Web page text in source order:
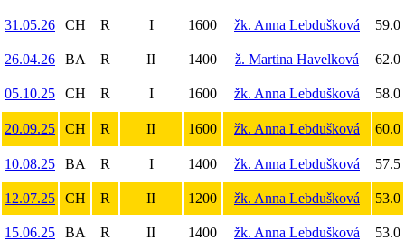
31.05.26 CH R I 1600 žk. Anna Lebdušková 59.0
26.04.26 BA R II 1400 ž. Martina Havelková 62.0
05.10.25 CH R I 1600 žk. Anna Lebdušková 58.0
20.09.25 CH R II 1600 žk. Anna Lebdušková 60.0
10.08.25 BA R I 1400 žk. Anna Lebdušková 57.5
12.07.25 CH R II 1200 žk. Anna Lebdušková 53.0
15.06.25 BA R II 1400 žk. Anna Lebdušková 53.0